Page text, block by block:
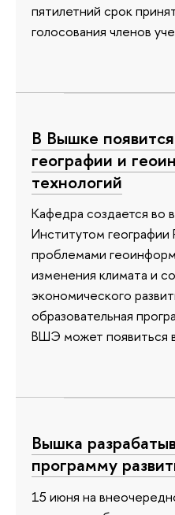
пятилетний срок
голосования членов
В Вышке
географии и
технологий
Кафедра создается во
Институтом географии
проблемами
изменения климата и
экономического
образовательная
ВШЭ может появиться
Вышка
программу
15 июня на